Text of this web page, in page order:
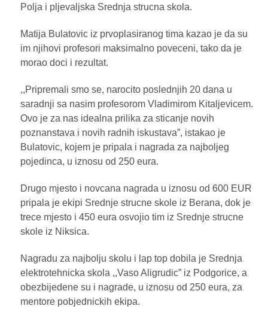
Polja i pljevaljska Srednja strucna skola.
Matija Bulatovic iz prvoplasiranog tima kazao je da su
im njihovi profesori maksimalno poveceni, tako da je
morao doci i rezultat.
,,Pripremali smo se, narocito poslednjih 20 dana u
saradnji sa nasim profesorom Vladimirom Kitaljevicem.
Ovo je za nas idealna prilika za sticanje novih
poznanstava i novih radnih iskustava”, istakao je
Bulatovic, kojem je pripala i nagrada za najboljeg
pojedinca, u iznosu od 250 eura.
Drugo mjesto i novcana nagrada u iznosu od 600 EUR
pripala je ekipi Srednje strucne skole iz Berana, dok je
trece mjesto i 450 eura osvojio tim iz Srednje strucne
skole iz Niksica.
Nagradu za najbolju skolu i lap top dobila je Srednja
elektrotehnicka skola ,,Vaso Aligrudic” iz Podgorice, a
obezbijedene su i nagrade, u iznosu od 250 eura, za
mentore pobjednickih ekipa.